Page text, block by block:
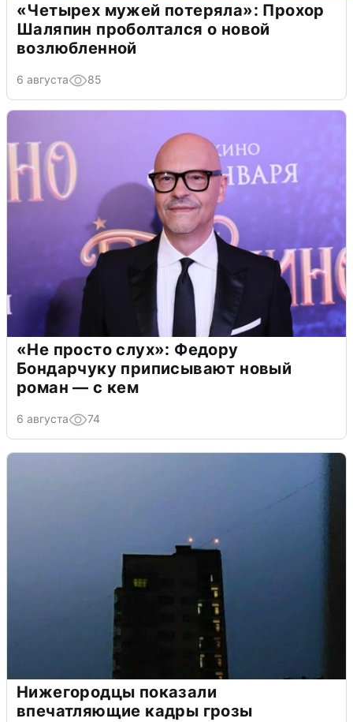
«Четырех мужей потеряла»: Прохор
Шаляпин проболтался о новой
возлюбленной
6 августа 85
«Не просто слух»: Федору
Бондарчуку приписывают новый
роман — с кем
6 августа 74
Нижегородцы показали
впечатляющие кадры грозы